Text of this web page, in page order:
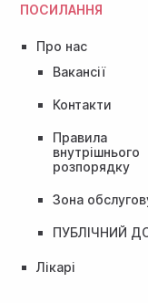
ПОСИЛАННЯ
Про нас
Вакансії
Контакти
Правила
внутрішнього
розпорядку
Зона
ПУБЛІЧНИЙ
Лікарі